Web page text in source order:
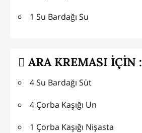
1 Su Bardağı Su
ARA KREMASI İÇİN :
4 Su Bardağı Süt
4 Çorba Kaşığı Un
1 Çorba Kaşığı Nişasta